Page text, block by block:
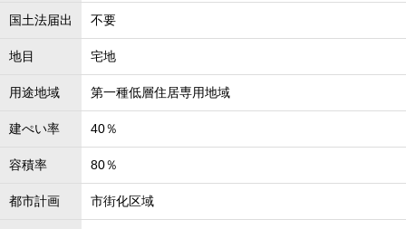
国土法届出 不要
地目 宅地
用途地域 第一種低層住居専用地域
建ぺい率 40％
容積率 80％
都市計画 市街化区域